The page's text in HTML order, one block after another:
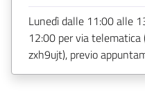
Lunedì dalle 11:00 alle
12:00 per via telematica
zxh9ujt), previo